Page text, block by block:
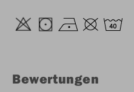
Bewertungen